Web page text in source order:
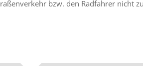
bzw. den Radfahrer nicht